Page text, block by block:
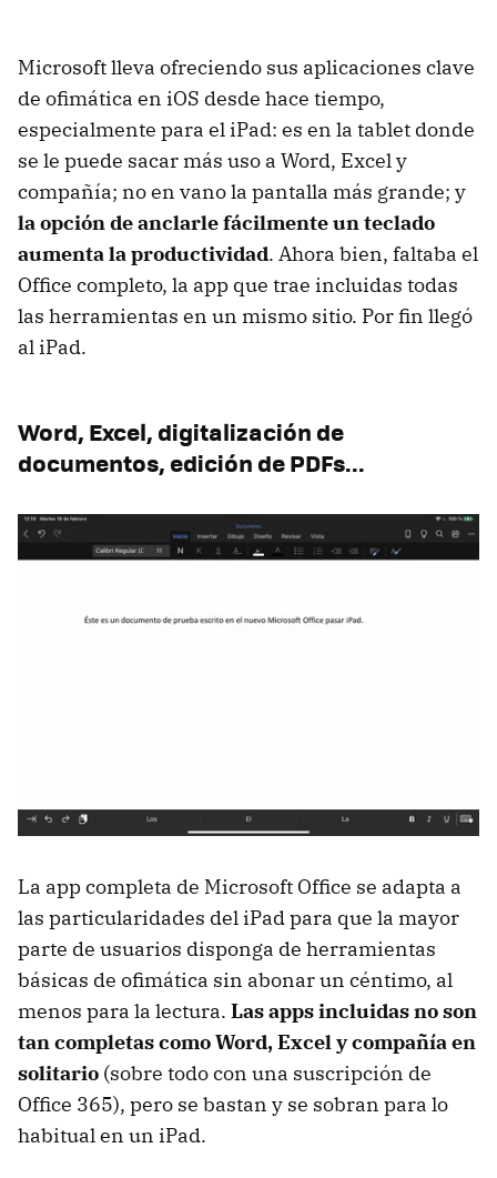
Microsoft lleva ofreciendo sus aplicaciones clave
de ofimática en iOS desde hace tiempo,
especialmente para el iPad: es en la tablet donde
se le puede sacar más uso a Word, Excel y
compañía; no en vano la pantalla más grande; y
la opción de anclarle fácilmente un teclado
aumenta la productividad. Ahora bien, faltaba el
Office completo, la app que trae incluidas todas
las herramientas en un mismo sitio. Por fin llegó
al iPad.
Word, Excel, digitalización de
documentos, edición de PDFs...
La app completa de Microsoft Office se adapta a
las particularidades del iPad para que la mayor
parte de usuarios disponga de herramientas
básicas de ofimática sin abonar un céntimo, al
menos para la lectura. Las apps incluidas no son
tan completas como Word, Excel y compañía en
solitario (sobre todo con una suscripción de
Office 365), pero se bastan y se sobran para lo
habitual en un iPad.